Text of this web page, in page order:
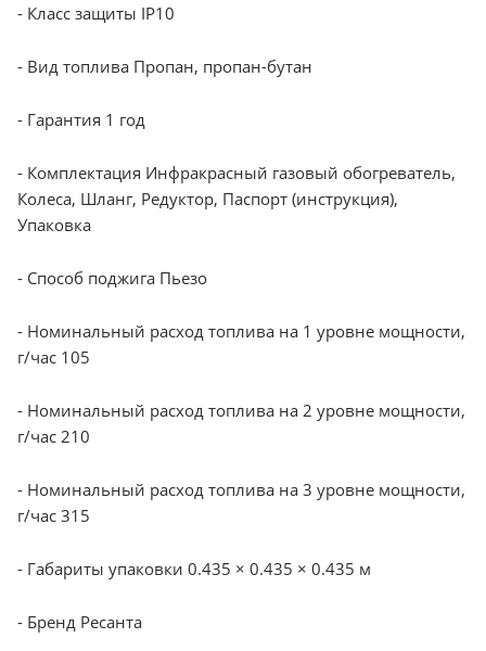
- Класс защиты IP10
- Вид топлива Пропан, пропан-бутан
- Гарантия 1 год
- Комплектация Инфракрасный газовый обогреватель,
Колеса, Шланг, Редуктор, Паспорт (инструкция),
Упаковка
- Способ поджига Пьезо
- Номинальный расход топлива на 1 уровне мощности,
г/час 105
- Номинальный расход топлива на 2 уровне мощности,
г/час 210
- Номинальный расход топлива на 3 уровне мощности,
г/час 315
- Габариты упаковки 0.435 × 0.435 × 0.435 м
- Бренд Ресанта